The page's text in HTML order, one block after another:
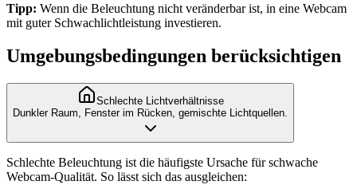
Tipp: Wenn die Beleuchtung nicht veränderbar ist, in eine Webcam
mit guter Schwachlichtleistung investieren.
Umgebungsbedingungen berücksichtigen
Schlechte Lichtverhältnisse
Dunkler Raum, Fenster im Rücken, gemischte Lichtquellen.
Schlechte Beleuchtung ist die häufigste Ursache für schwache
Webcam-Qualität. So lässt sich das ausgleichen: